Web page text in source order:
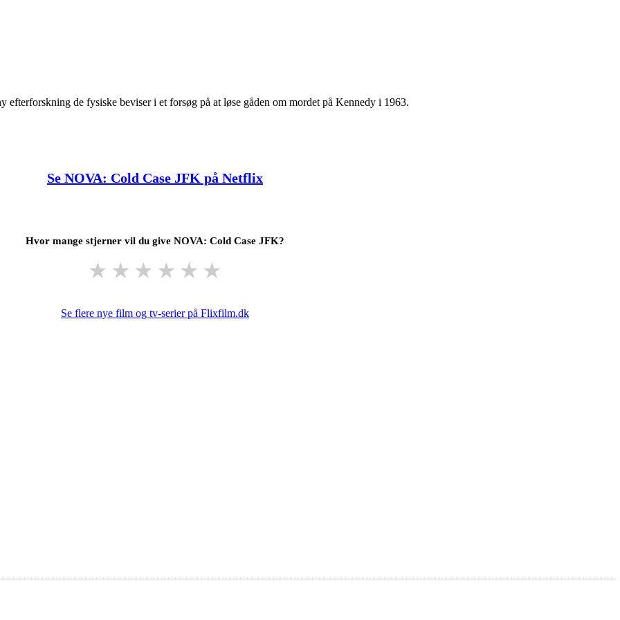
de fysiske beviser i et forsøg på at løse gåden om mordet på Kennedy i 1963.
Se NOVA: Cold Case JFK på Netflix
Hvor mange stjerner vil du give NOVA: Cold Case JFK?
★ ★ ★ ★ ★ ★
Se flere nye film og tv-serier på Flixfilm.dk